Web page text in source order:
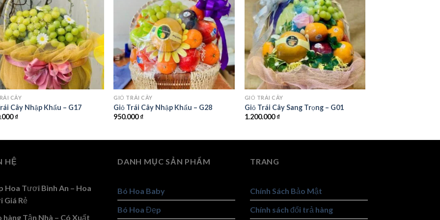
CÂY
Cây Nhập Khẩu – G17
₫
GIỎ TRÁI CÂY
Giỏ Trái Cây Nhập Khẩu – G28
950.000₫
GIỎ TRÁI CÂY
Giỏ Trái Cây Sang Trọng – G01
1.200.000₫
HỆ
Hoa Tươi Bình An – Hoa
Giá Rẻ
hàng Tận Nhà – Có Xuất
DANH MỤC SẢN PHẨM
Bó Hoa Baby
Bó Hoa Đẹp
TRANG
Chính Sách Bảo Mật
Chính sách đổi trả hàng